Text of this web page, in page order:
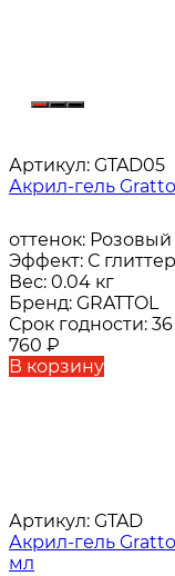
Артикул: GTAD05
Акрил-гель
оттенок: Розовый
Эффект: С
Вес: 0.04 кг
Бренд: GRATTOL
Срок годности:
760 ₽
В корзину
Артикул: GTAD
Акрил-гель
мл